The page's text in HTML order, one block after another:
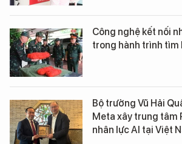
Công nghệ kết nối
trong hành trình tìm
Bộ trưởng Vũ Hải
Meta xây trung tâm
nhân lực AI tại Việt